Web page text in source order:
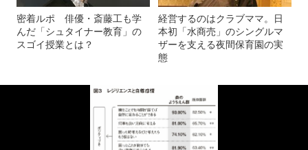
密着ルポ 俳優・斎藤工も学
んだ「シュタイナー教育」の
スゴイ授業とは？
経営するのはクラブママ。日
本初「水商売」のシングルマ
ザーを支える夜間保育園の実
態